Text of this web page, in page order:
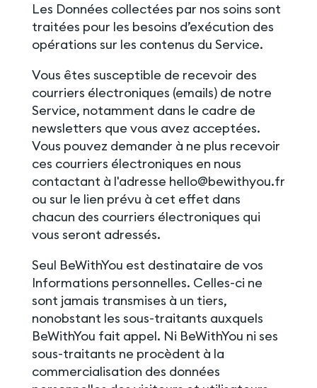
Les Données collectées par nos soins sont
traitées pour les besoins d’exécution des
opérations sur les contenus du Service.
Vous êtes susceptible de recevoir des
courriers électroniques (emails) de notre
Service, notamment dans le cadre de
newsletters que vous avez acceptées.
Vous pouvez demander à ne plus recevoir
ces courriers électroniques en nous
contactant à l'adresse hello@bewithyou.fr
ou sur le lien prévu à cet effet dans
chacun des courriers électroniques qui
vous seront adressés.
Seul BeWithYou est destinataire de vos
Informations personnelles. Celles-ci ne
sont jamais transmises à un tiers,
nonobstant les sous-traitants auxquels
BeWithYou fait appel. Ni BeWithYou ni ses
sous-traitants ne procèdent à la
commercialisation des données